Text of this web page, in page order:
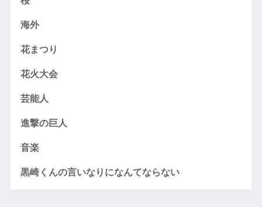
海外
花まつり
花火大会
芸能人
進撃の巨人
音楽
黒崎くんの言いなりになんてならない